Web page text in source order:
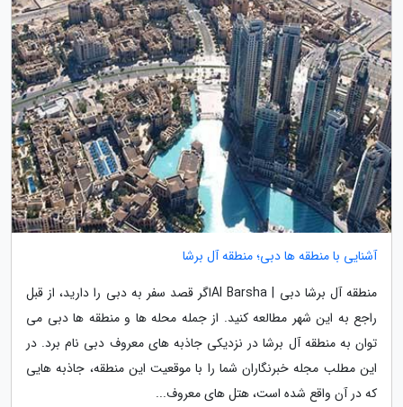
آشنایی با منطقه ها دبی؛ منطقه آل برشا
منطقه آل برشا دبی | Al Barshaاگر قصد سفر به دبی را دارید، از قبل
راجع به این شهر مطالعه کنید. از جمله محله ها و منطقه ها دبی می
توان به منطقه آل برشا در نزدیکی جاذبه های معروف دبی نام برد. در
این مطلب مجله خبرنگاران شما را با موقعیت این منطقه، جاذبه هایی
که در آن واقع شده است، هتل های معروف...